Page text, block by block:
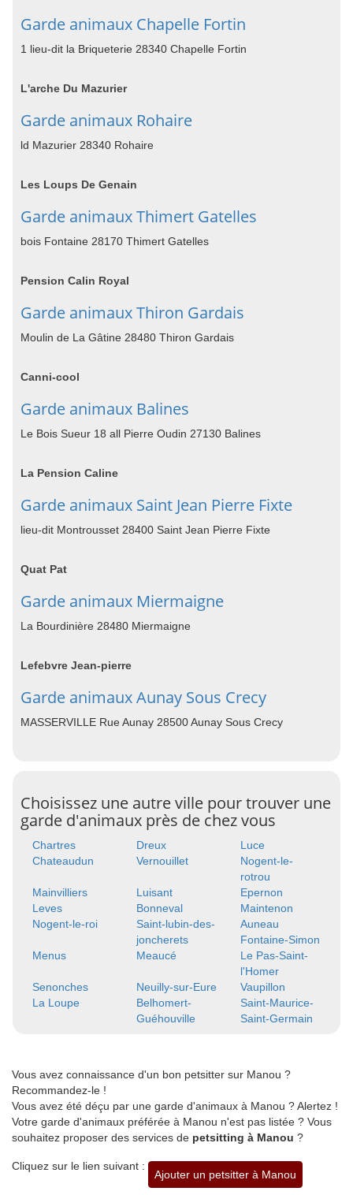
Garde animaux Chapelle Fortin
1 lieu-dit la Briqueterie 28340 Chapelle Fortin
L'arche Du Mazurier
Garde animaux Rohaire
ld Mazurier 28340 Rohaire
Les Loups De Genain
Garde animaux Thimert Gatelles
bois Fontaine 28170 Thimert Gatelles
Pension Calin Royal
Garde animaux Thiron Gardais
Moulin de La Gâtine 28480 Thiron Gardais
Canni-cool
Garde animaux Balines
Le Bois Sueur 18 all Pierre Oudin 27130 Balines
La Pension Caline
Garde animaux Saint Jean Pierre Fixte
lieu-dit Montrousset 28400 Saint Jean Pierre Fixte
Quat Pat
Garde animaux Miermaigne
La Bourdinière 28480 Miermaigne
Lefebvre Jean-pierre
Garde animaux Aunay Sous Crecy
MASSERVILLE Rue Aunay 28500 Aunay Sous Crecy
Choisissez une autre ville pour trouver une
garde d'animaux près de chez vous
Chartres Dreux
Luce
Chateaudun
Vernouillet
Nogent-le-
rotrou
Mainvilliers
Luisant
Epernon
Leves
Bonneval
Maintenon
Nogent-le-roi
Saint-lubin-des-
joncherets
Auneau
Fontaine-Simon
Menus
Meaucé
Le Pas-Saint-
l'Homer
Senonches
Neuilly-sur-Eure
Vaupillon
La Loupe
Belhomert-
Guéhouville
Saint-Maurice-
Saint-Germain
Vous avez connaissance d'un bon petsitter sur Manou ?
Recommandez-le !
Vous avez été déçu par une garde d'animaux à Manou ? Alertez !
Votre garde d'animaux préférée à Manou n'est pas listée ? Vous
souhaitez proposer des services de petsitting à Manou ?
Cliquez sur le lien suivant :
Ajouter un petsitter à Manou